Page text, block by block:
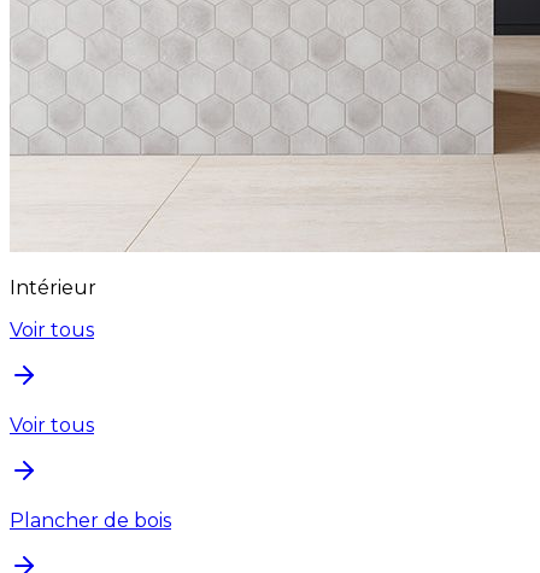
Intérieur
Voir tous
Voir tous
Plancher de bois